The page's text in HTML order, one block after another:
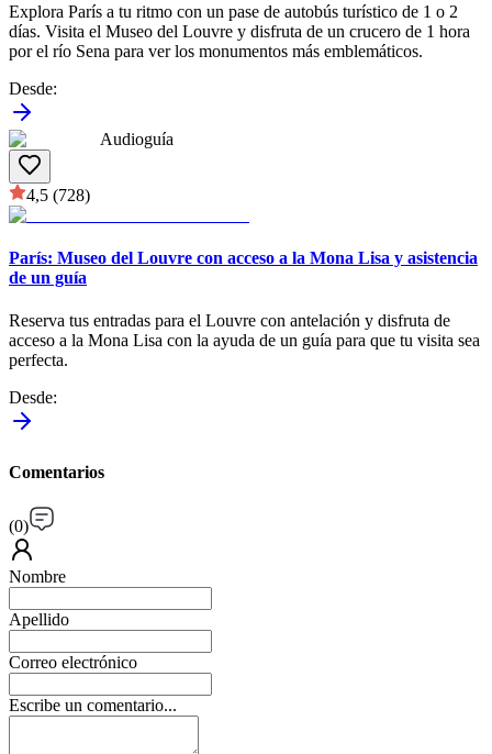
Explora París a tu ritmo con un pase de autobús turístico de 1 o 2
días. Visita el Museo del Louvre y disfruta de un crucero de 1 hora
por el río Sena para ver los monumentos más emblemáticos.
Desde:
Audioguía
4,5 (728)
París: Museo del Louvre con acceso a la Mona Lisa y asistencia
de un guía
Reserva tus entradas para el Louvre con antelación y disfruta de
acceso a la Mona Lisa con la ayuda de un guía para que tu visita sea
perfecta.
Desde:
Comentarios
(0)
Nombre
Apellido
Correo electrónico
Escribe un comentario...